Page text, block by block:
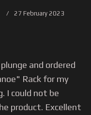
27 February 2023
and ordered
Rack for my
I could not be
product. Excellent